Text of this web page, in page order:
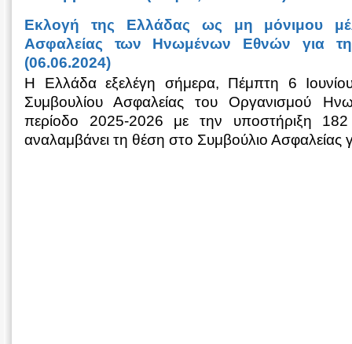
Εκλογή της Ελλάδας ως μη μόνιμου
Ασφαλείας των Ηνωμένων Εθνών για
(06.06.2024)
Η Ελλάδα εξελέγη σήμερα, Πέμπτη 6
Συμβουλίου Ασφαλείας του Οργανισμού
περίοδο 2025-2026 με την υποστήριξη
αναλαμβάνει τη θέση στο Συμβούλιο Ασφαλείας